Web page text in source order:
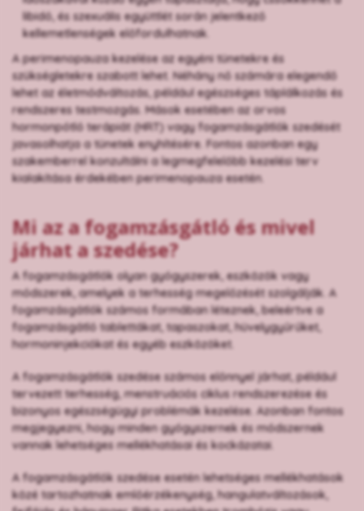
libidó, és szexuális együttlét során jelentkező
kellemetlenségek előfordulhatnak.
A perimenopauza kezelése az egyéni tünetekre és
szükségletekre szabott lehet. Néhány nő számára elegendő
lehet az életmódváltozás, például egészséges táplálkozás és
rendszeres testmozgás. Mások esetében az orvos
hormonpótló terápiát (HRT) vagy fogamzásgátlók szedését
javasolhatja a tünetek enyhítésére. Fontos azonban egy
szakemberrel konzultálni a legmegfelelőbb kezelési terv
kialakítása érdekében perimenopauza esetén.
Mi az a fogamzásgátló és mivel
járhat a szedése?
A fogamzásgátlók olyan gyógyszerek, eszközök vagy
módszerek, amelyek a terhesség megelőzését szolgálják. A
fogamzásgátlók számos formában léteznek, beleértve a
fogamzásgátló tablettákat, tapaszokat, hüvelygyűrűket,
hormoninjekciókat és egyéb eszközöket.
A fogamzásgátlók szedése számos előnnyel járhat, például
tervezett terhesség, menstruációs ciklus rendszerezése és
bizonyos egészségügyi problémák kezelése. Azonban fontos
megjegyezni, hogy minden gyógyszernek és módszernek
vannak lehetséges mellékhatásai és kockázatai.
A fogamzásgátlók szedése esetén lehetséges mellékhatások
közé tartozhatnak emlőérzékenység, hangulatváltozások,